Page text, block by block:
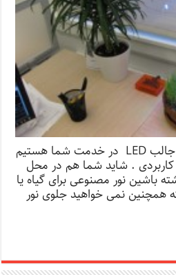
چتر LED بازم با یک پروژه جالب LED در خدمت شما هستیم
کاربردی . شاید شما هم در محل
باشین نور مصنوعی برای گیاه یا
همچنین نمی خواهید جلوی نور